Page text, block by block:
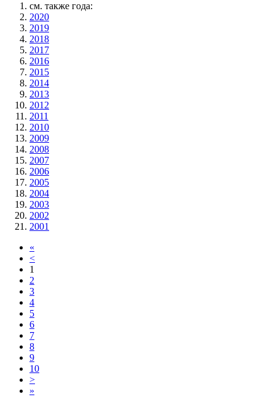
см. также года:
2020
2019
2018
2017
2016
2015
2014
2013
2012
2011
2010
2009
2008
2007
2006
2005
2004
2003
2002
2001
«
<
1
2
3
4
5
6
7
8
9
10
>
»